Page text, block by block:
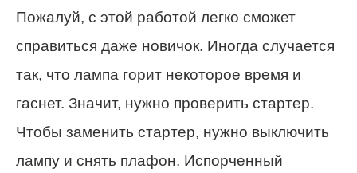
Пожалуй, с этой работой легко сможет
справиться даже новичок. Иногда случается
так, что лампа горит некоторое время и
гаснет. Значит, нужно проверить стартер.
Чтобы заменить стартер, нужно выключить
лампу и снять плафон. Испорченный